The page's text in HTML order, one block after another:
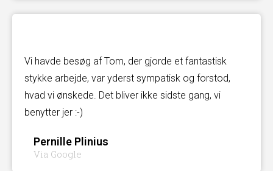
Vi havde besøg af Tom, der gjorde et fantastisk
stykke arbejde, var yderst sympatisk og forstod,
hvad vi ønskede. Det bliver ikke sidste gang, vi
benytter jer :-)
Pernille Plinius
Via Google